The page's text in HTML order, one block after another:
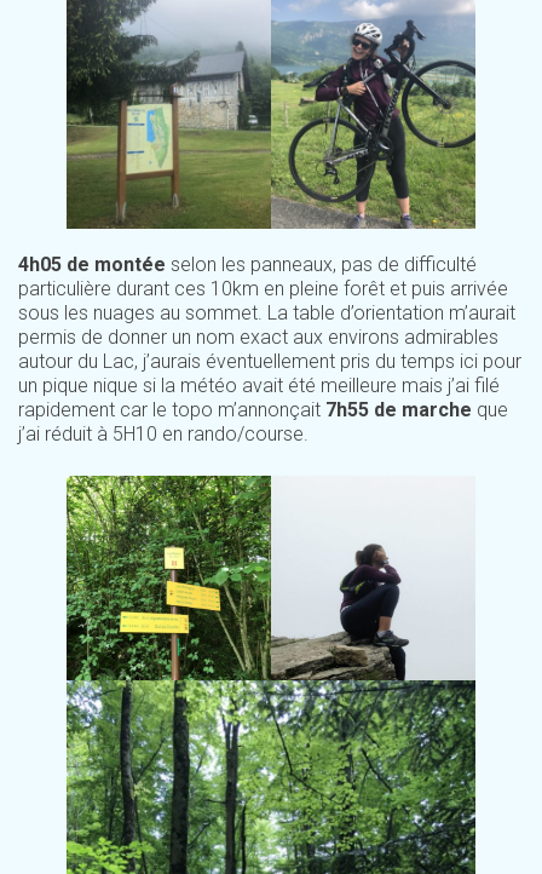
4h05 de montée selon les panneaux, pas de difficulté
particulière durant ces 10km en pleine forêt et puis arrivée
sous les nuages au sommet. La table d’orientation m’aurait
permis de donner un nom exact aux environs admirables
autour du Lac, j’aurais éventuellement pris du temps ici pour
un pique nique si la météo avait été meilleure mais j’ai filé
rapidement car le topo m’annonçait 7h55 de marche que
j’ai réduit à 5H10 en rando/course.